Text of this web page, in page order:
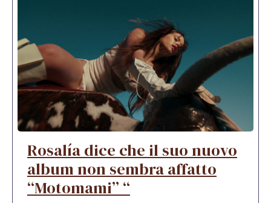
Rosalía dice che il suo nuovo
album non sembra affatto
“Motomami” “